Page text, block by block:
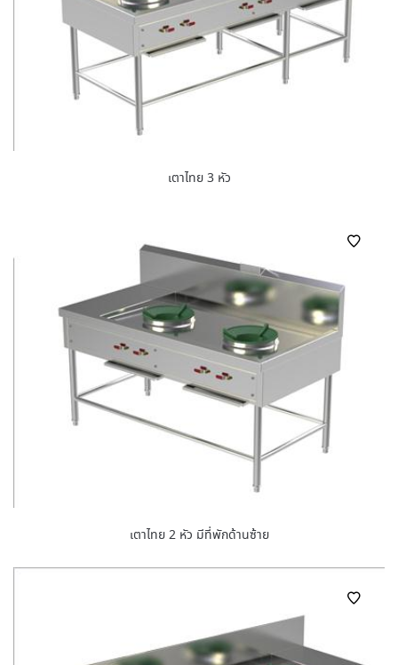
เตาไทย 3 หัว
เตาไทย 2 หัว มีที่พักด้านซ้าย